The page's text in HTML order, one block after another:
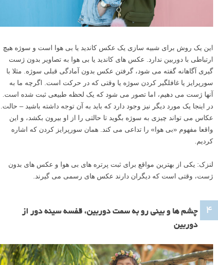
این یک روش برای شبیه سازی یک عکس کاندید یا بی هوا است و سوژه هیچ
سورپرایز یا غافلگیر کردن سوژه یا وقتی که در حرکت است. اگرچه ما به
آنها ژست می دهیم، اما تصور می شود که یک لحظه طبیعی ثبت شده است.
عکاس می تواند چیزی به سوژه بگوید تا حالتی را از او بیرون بکشد، و این
واقعا مفهوم «بی هوا» را تداعی می کند. همان سورپرایز کردن که اشاره